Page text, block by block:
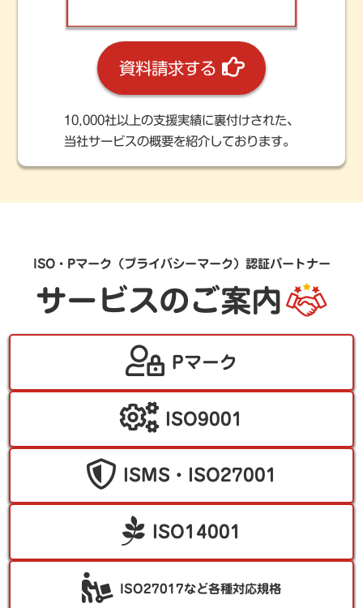
資料請求する
10,000社以上の支援実績に裏付けされた、
当社サービスの概要を紹介しております。
ISO・Pマーク（プライバシーマーク）認証パートナー
サービスのご案内
Pマーク
ISO9001
ISMS・ISO27001
ISO14001
ISO27017など各種対応規格